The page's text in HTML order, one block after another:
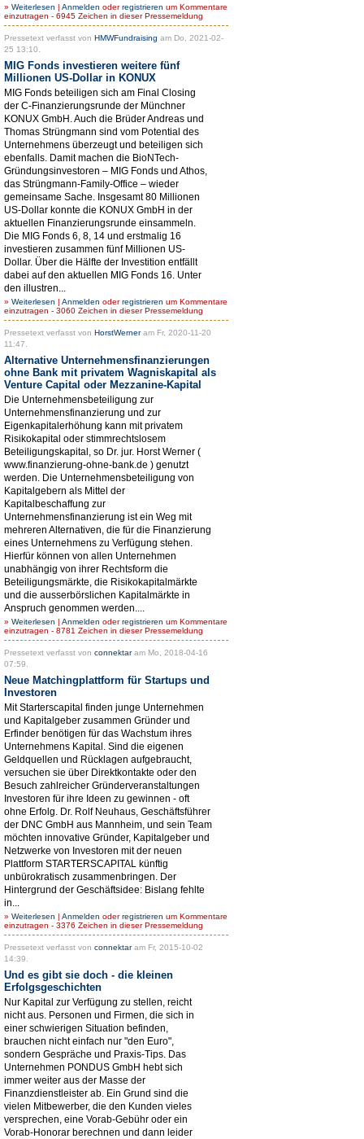
» Weiterlesen | Anmelden oderregistrieren um Kommentare
einzutragen - 6945 Zeichen in dieser Pressemeldung
Pressetext verfasst von HMWFundraising am Do, 2021-02-
25 13:10.
MIG Fonds investieren weitere fünf
Millionen US-Dollar in KONUX
MIG Fonds beteiligen sich am Final Closing
der C-Finanzierungsrunde der Münchner
KONUX GmbH. Auch die Brüder Andreas und
Thomas Strüngmann sind vom Potential des
Unternehmens überzeugt und beteiligen sich
ebenfalls. Damit machen die BioNTech-
Gründungsinvestoren – MIG Fonds und Athos,
das Strüngmann-Family-Office – wieder
gemeinsame Sache. Insgesamt 80 Millionen
US-Dollar konnte die KONUX GmbH in der
aktuellen Finanzierungsrunde einsammeln.
Die MIG Fonds 6, 8, 14 und erstmalig 16
investieren zusammen fünf Millionen US-
Dollar. Über die Hälfte der Investition entfällt
dabei auf den aktuellen MIG Fonds 16. Unter
den illustren...
» Weiterlesen | Anmelden oderregistrieren um Kommentare
einzutragen - 3060 Zeichen in dieser Pressemeldung
Pressetext verfasst von HorstWerneram Fr, 2020-11-20
11:47.
Alternative Unternehmensfinanzierungen
ohne Bank mit privatem Wagniskapital als
Venture Capital oder Mezzanine-Kapital
Die Unternehmensbeteiligung zur
Unternehmensfinanzierung und zur
Eigenkapitalerhöhung kann mit privatem
Risikokapital oder stimmrechtslosem
Beteiligungskapital, so Dr. jur. Horst Werner (
www.finanzierung-ohne-bank.de ) genutzt
werden. Die Unternehmensbeteiligung von
Kapitalgebern als Mittel der
Kapitalbeschaffung zur
Unternehmensfinanzierung ist ein Weg mit
mehreren Alternativen, die für die Finanzierung
eines Unternehmens zu Verfügung stehen.
Hierfür können von allen Unternehmen
unabhängig von ihrer Rechtsform die
Beteiligungsmärkte, die Risikokapitalmärkte
und die ausserbörslichen Kapitalmärkte in
Anspruch genommen werden....
» Weiterlesen | Anmelden oderregistrieren um Kommentare
einzutragen - 8781 Zeichen in dieser Pressemeldung
Pressetext verfasst von connektaram Mo, 2018-04-16
07:59.
Neue Matchingplattform für Startups und
Investoren
Mit Starterscapital finden junge Unternehmen
und Kapitalgeber zusammen Gründer und
Erfinder benötigen für das Wachstum ihres
Unternehmens Kapital. Sind die eigenen
Geldquellen und Rücklagen aufgebraucht,
versuchen sie über Direktkontakte oder den
Besuch zahlreicher Gründerveranstaltungen
Investoren für ihre Ideen zu gewinnen - oft
ohne Erfolg. Dr. Rolf Neuhaus, Geschäftsführer
der DNC GmbH aus Mannheim, und sein Team
möchten innovative Gründer, Kapitalgeber und
Netzwerke von Investoren mit der neuen
Plattform STARTERSCAPITAL künftig
unbürokratisch zusammenbringen. Der
Hintergrund der Geschäftsidee: Bislang fehlte
in...
» Weiterlesen | Anmelden oderregistrieren um Kommentare
einzutragen - 3376 Zeichen in dieser Pressemeldung
Pressetext verfasst von connektaram Fr, 2015-10-02
14:39.
Und es gibt sie doch - die kleinen
Erfolgsgeschichten
Nur Kapital zur Verfügung zu stellen, reicht
nicht aus. Personen und Firmen, die sich in
einer schwierigen Situation befinden,
brauchen nicht einfach nur "den Euro",
sondern Gespräche und Praxis-Tips. Das
Unternehmen PONDUS GmbH hebt sich
immer weiter aus der Masse der
Finanzdienstleister ab. Ein Grund sind die
vielen Mitbewerber, die den Kunden vieles
versprechen, eine Vorab-Gebühr oder ein
Vorab-Honorar berechnen und dann leider